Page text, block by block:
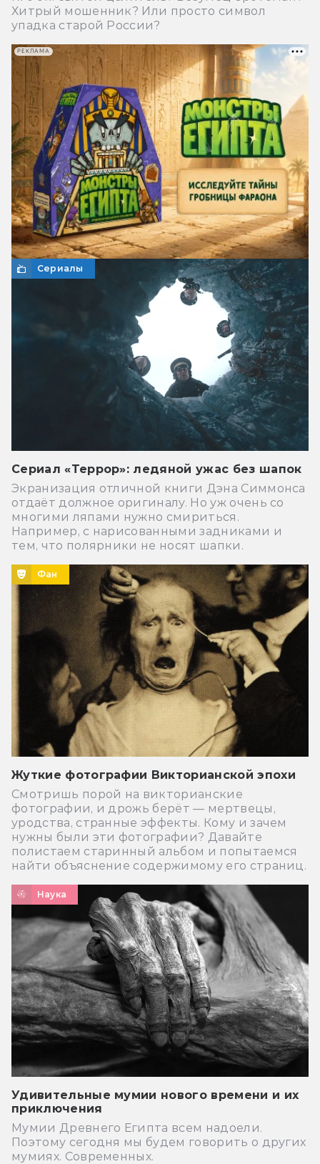
Хитрый мошенник? Или просто символ
упадка старой России?
Сериалы
Сериал «Террор»: ледяной ужас без шапок
Экранизация отличной книги Дэна Симмонса
отдаёт должное оригиналу. Но уж очень со
многими ляпами нужно смириться.
Например, с нарисованными задниками и
тем, что полярники не носят шапки.
Фан
Жуткие фотографии Викторианской эпохи
Смотришь порой на викторианские
фотографии, и дрожь берёт — мертвецы,
уродства, странные эффекты. Кому и зачем
нужны были эти фотографии? Давайте
полистаем старинный альбом и попытаемся
найти объяснение содержимому его страниц.
Наука
Удивительные мумии нового времени и их
приключения
Мумии Древнего Египта всем надоели.
Поэтому сегодня мы будем говорить о других
мумиях. Современных.
РЕКЛАМА